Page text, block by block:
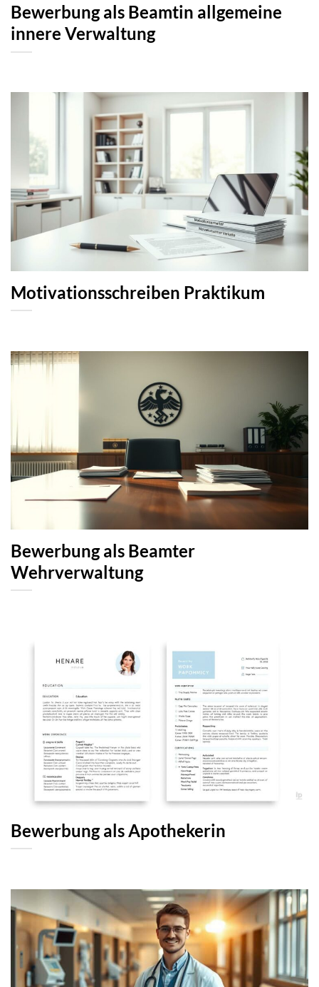
Bewerbung als Beamtin allgemeine
innere Verwaltung
Motivationsschreiben Praktikum
Bewerbung als Beamter
Wehrverwaltung
Bewerbung als Apothekerin